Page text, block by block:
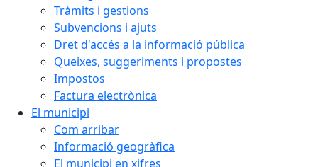
Tràmits i gestions
Subvencions i ajuts
Dret d'accés a la informació pública
Queixes, suggeriments i propostes
Impostos
Factura electrònica
El municipi
Com arribar
Informació geogràfica
El municipi en xifres